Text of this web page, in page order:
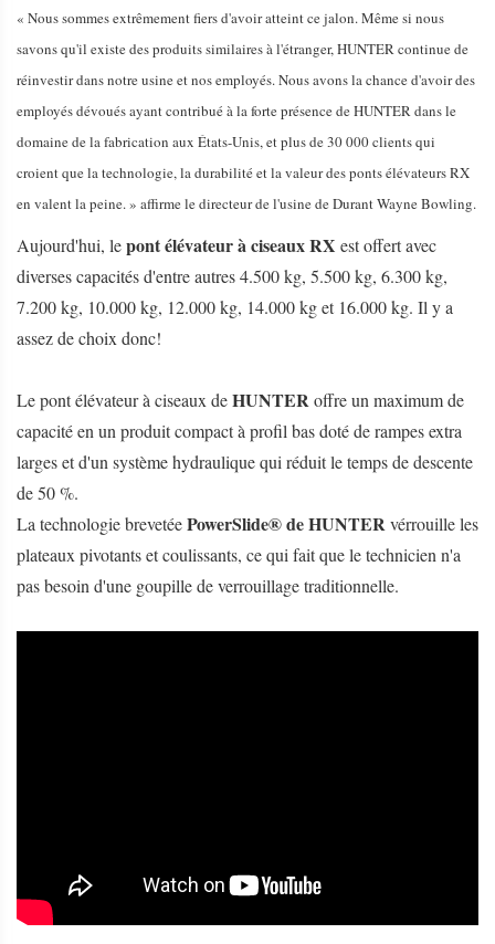
« Nous sommes extrêmement fiers d'avoir atteint ce jalon. Même si nous
savons qu'il existe des produits similaires à l'étranger, HUNTER continue de
réinvestir dans notre usine et nos employés. Nous avons la chance d'avoir des
employés dévoués ayant contribué à la forte présence de HUNTER dans le
domaine de la fabrication aux États-Unis, et plus de 30 000 clients qui
croient que la technologie, la durabilité et la valeur des ponts élévateurs RX
en valent la peine. » affirme le directeur de l'usine de Durant Wayne Bowling.
Aujourd'hui, lepont élévateur à ciseaux RX est offert avec
diverses capacités d'entre autres 4.500 kg, 5.500 kg, 6.300 kg,
7.200 kg, 10.000 kg, 12.000 kg, 14.000 kg et 16.000 kg. Il y a
assez de choix donc!
Le pont élévateur à ciseaux deHUNTERoffre un maximum de
capacité en un produit compact à profil bas doté de rampes extra
larges et d'un système hydraulique qui réduit le temps de descente
de 50 %.
La technologie brevetéePowerSlide® de HUNTERvérrouille les
plateaux pivotants et coulissants, ce qui fait que le technicien n'a
pas besoin d'une goupille de verrouillage traditionnelle.